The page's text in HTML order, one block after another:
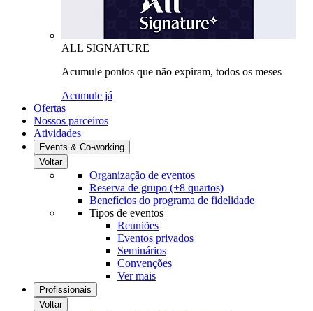
ALL SIGNATURE
Acumule pontos que não expiram, todos os meses
Acumule já
Ofertas
Nossos parceiros
Atividades
Events & Co-working
Voltar
Organização de eventos
Reserva de grupo (+8 quartos)
Benefícios do programa de fidelidade
Tipos de eventos
Reuniões
Eventos privados
Seminários
Convenções
Ver mais
Profissionais
Voltar